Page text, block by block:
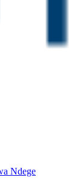
Ndege